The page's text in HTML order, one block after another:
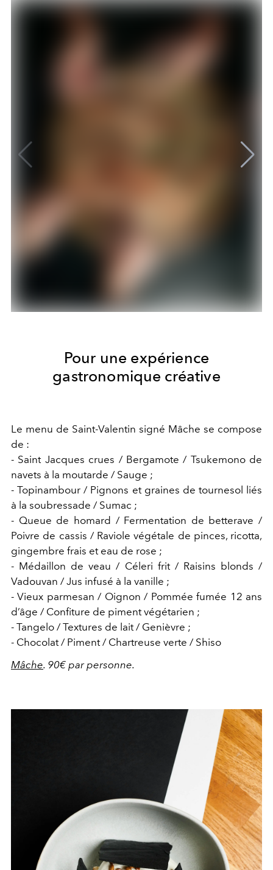
Pour une expérience
gastronomique créative
Le menu de Saint-Valentin signé Mâche se compose
de :
- Saint Jacques crues / Bergamote / Tsukemono de
navets à la moutarde / Sauge ;
- Topinambour / Pignons et graines de tournesol liés
à la soubressade / Sumac ;
- Queue de homard / Fermentation de betterave /
Poivre de cassis / Raviole végétale de pinces, ricotta,
gingembre frais et eau de rose ;
- Médaillon de veau / Céleri frit / Raisins blonds /
Vadouvan / Jus infusé à la vanille ;
- Vieux parmesan / Oignon / Pommée fumée 12 ans
d’âge / Confiture de piment végétarien ;
- Tangelo / Textures de lait / Genièvre ;
- Chocolat / Piment / Chartreuse verte / Shiso
Mâche. 90€ par personne.